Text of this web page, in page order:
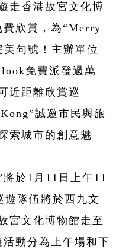
走香港故宮文化博
欣賞，為“Merry
句號！主辦單位
免費派發過萬
近距離欣賞巡
誠邀市民與旅
索城市的創意魅
於1月11日上午11
遊隊伍將於西九文
宮文化博物館走至
動分為上午場和下